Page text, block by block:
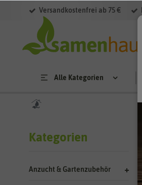
Versandkostenfrei ab 75 €
Alle Kategorien
Kategorien
Anzucht & Gartenzubehör
Filter